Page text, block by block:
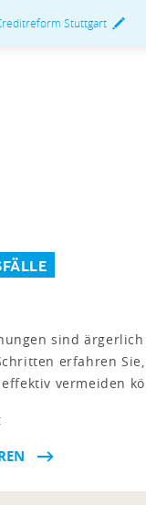
Stuttgart
sind
erfahren Sie,
vermeiden